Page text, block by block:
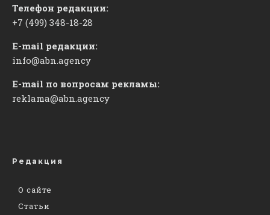
Телефон редакции:
+7 (499) 348-18-28
E-mail редакции:
info@abn.agency
E-mail по вопросам рекламы:
reklama@abn.agency
Редакция
О сайте
Статьи